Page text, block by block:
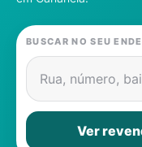
Gás
Contatos
BUSCAR NO SEU
Rua, número,
Ver